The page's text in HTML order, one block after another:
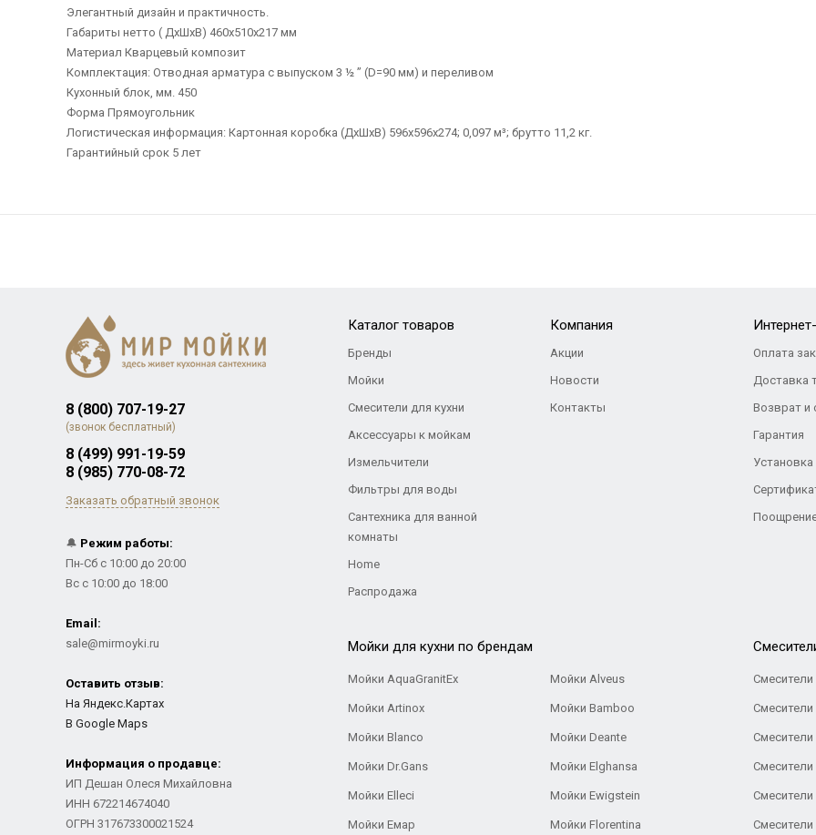
Элегантный дизайн и практичность.
Габариты нетто ( ДхШхВ) 460х510х217 мм
Материал Кварцевый композит
Комплектация: Отводная арматура с выпуском 3 ½ ” (D=90 мм) и переливом
Кухонный блок, мм. 450
Форма Прямоугольник
Логистическая информация: Картонная коробка (ДхШхВ) 596х596х274; 0,097 м³; брутто 11,2 кг.
Гарантийный срок 5 лет
8 (800) 707-19-27
(звонок бесплатный)
8 (499) 991-19-59
8 (985) 770-08-72
Заказать обратный звонок
🔔 Режим работы:
Пн-Сб с 10:00 до 20:00
Вс с 10:00 до 18:00
Email:
sale@mirmoyki.ru
Оставить отзыв:
На Яндекс.Картах
В Google Maps
Информация о продавце:
ИП Дешан Олеся Михайловна
ИНН 672214674040
ОГРН 317673300021524
Каталог товаров
Бренды
Мойки
Смесители для кухни
Аксессуары к мойкам
Измельчители
Фильтры для воды
Сантехника для ванной
комнаты
Home
Распродажа
Компания
Акции
Новости
Контакты
Оплата
Доставка
Возврат и
Гарантия
Установка
Мойки для кухни по брендам
Мойки AquaGranitEx Мойки Alveus
Мойки Artinox Мойки Bamboo
Мойки Blanco Мойки Deante
Мойки Dr.Gans Мойки Elghansa
Мойки Elleci Мойки Ewigstein
Мойки Емар Мойки Florentina
Смесители
Смесители
Смесители
Смесители
Смесители
Смесители